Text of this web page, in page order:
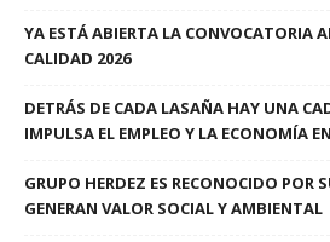
YA ESTÁ ABIERTA LA CONVOCATORIA
CALIDAD 2026
DETRÁS DE CADA LASAÑA HAY UNA
IMPULSA EL EMPLEO Y LA ECONOMÍA
GRUPO HERDEZ ES RECONOCIDO POR
GENERAN VALOR SOCIAL Y AMBIENTAL